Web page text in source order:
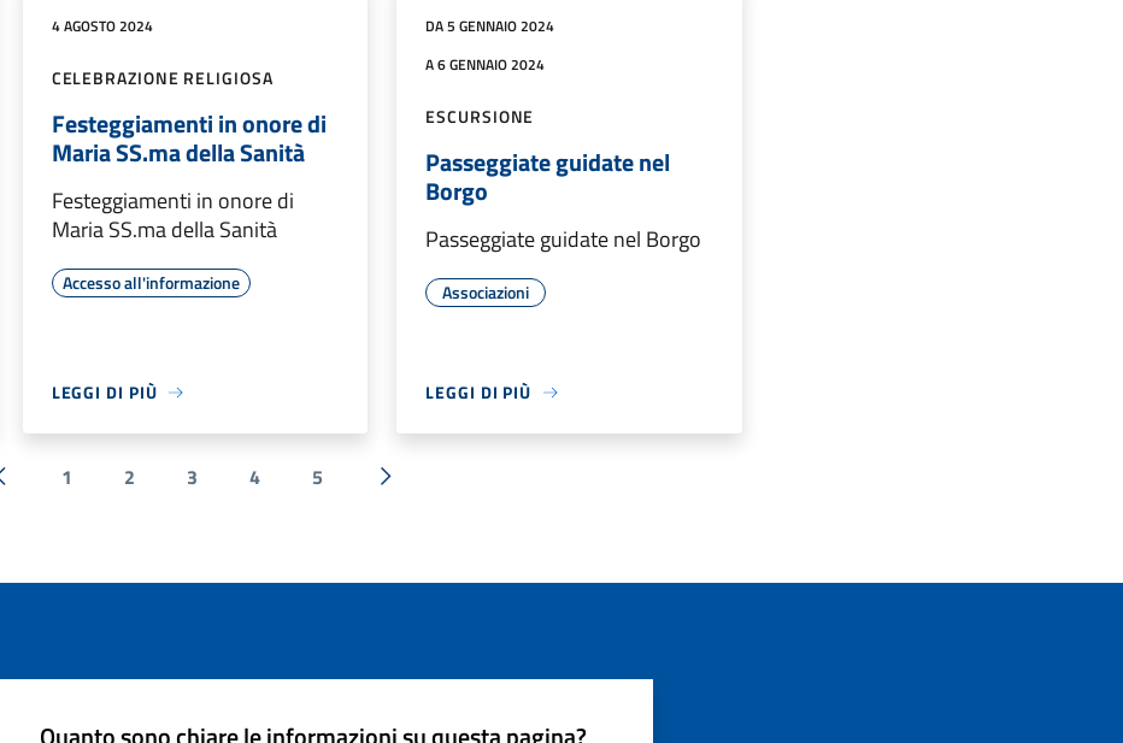
4 AGOSTO 2024
CELEBRAZIONE RELIGIOSA
Festeggiamenti in onore di
Maria SS.ma della Sanità
Festeggiamenti in onore di
Maria SS.ma della Sanità
Accesso all'informazione
LEGGI DI PIÙ
DA 5 GENNAIO 2024
A 6 GENNAIO 2024
ESCURSIONE
Passeggiate guidate nel
Borgo
Passeggiate guidate nel Borgo
Associazioni
LEGGI DI PIÙ
« Precedente
1 2 3 4 5
Successiva »